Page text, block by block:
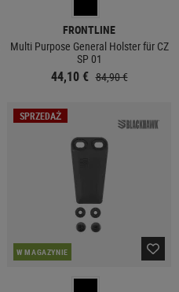
FRONTLINE
Multi Purpose General Holster für CZ
SP 01
44,10 € 84,90 €
SPRZEDAŻ
W MAGAZYNIE